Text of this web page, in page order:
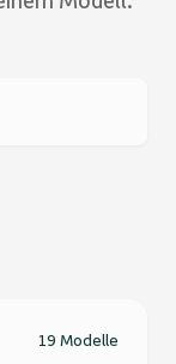
19 Modelle